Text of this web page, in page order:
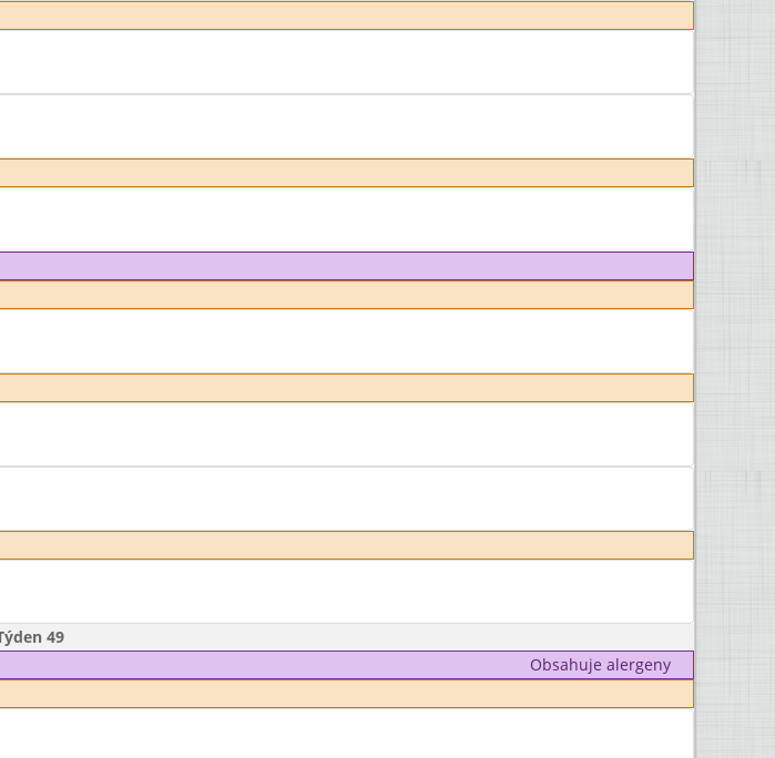
49
Obsahuje alergeny